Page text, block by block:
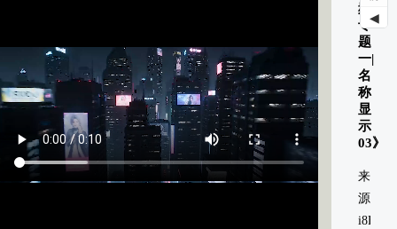
频
专
题
一|
名
称
显
示
03》
来
源：
◀